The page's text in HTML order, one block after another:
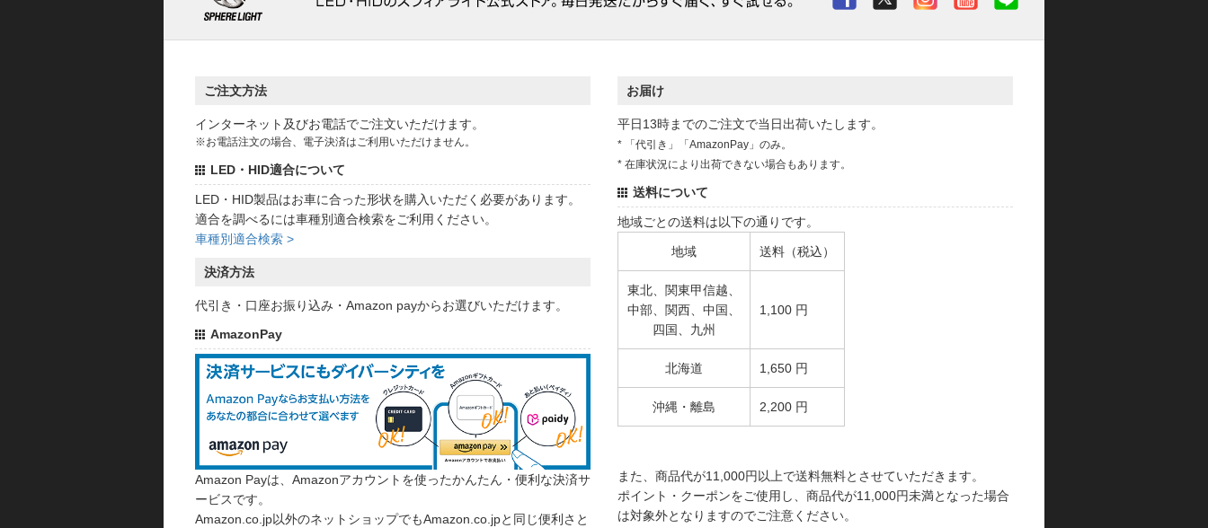
ご注文方法
インターネット及びお電話でご注文いただけます。
※お電話注文の場合、電子決済はご利用いただけません。
LED・HID適合について
LED・HID製品はお車に合った形状を購入いただく必要があります。
適合を調べるには車種別適合検索をご利用ください。
車種別適合検索 >
決済方法
代引き・口座お振り込み・Amazon payからお選びいただけます。
AmazonPay
Amazon Payは、Amazonアカウントを使ったかんたん・便利な決済サ
ービスです。
Amazon.co.jp以外のネットショップでもAmazon.co.jpと同じ便利さと
お届け
平日13時までのご注文で当日出荷いたします。
* 「代引き」「AmazonPay」のみ。
* 在庫状況により出荷できない場合もあります。
送料について
地域ごとの送料は以下の通りです。
地域 送料（税込）
東北、関東甲信越、
中部、関西、中国、
四国、九州
1,100 円
北海道 1,650 円
沖縄・離島 2,200 円
また、商品代が11,000円以上で送料無料とさせていただきます。
ポイント・クーポンをご使用し、商品代が11,000円未満となった場合
は対象外となりますのでご注意ください。